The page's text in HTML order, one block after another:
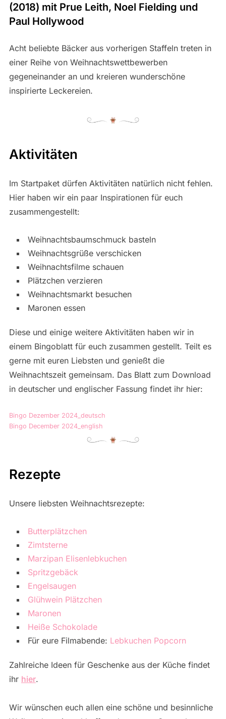
(2018) mit Prue Leith, Noel Fielding und
Paul Hollywood
Acht beliebte Bäcker aus vorherigen Staffeln treten in
einer Reihe von Weihnachtswettbewerben
gegeneinander an und kreieren wunderschöne
inspirierte Leckereien.
Aktivitäten
Im Startpaket dürfen Aktivitäten natürlich nicht fehlen.
Hier haben wir ein paar Inspirationen für euch
zusammengestellt:
Weihnachtsbaumschmuck basteln
Weihnachtsgrüße verschicken
Weihnachtsfilme schauen
Plätzchen verzieren
Weihnachtsmarkt besuchen
Maronen essen
Diese und einige weitere Aktivitäten haben wir in
einem Bingoblatt für euch zusammen gestellt. Teilt es
gerne mit euren Liebsten und genießt die
Weihnachtszeit gemeinsam. Das Blatt zum Download
in deutscher und englischer Fassung findet ihr hier:
Bingo Dezember 2024_deutsch
Bingo December 2024_english
Rezepte
Unsere liebsten Weihnachtsrezepte:
Butterplätzchen
Zimtsterne
Marzipan Elisenlebkuchen
Spritzgebäck
Engelsaugen
Glühwein Plätzchen
Maronen
Heiße Schokolade
Für eure Filmabende: Lebkuchen Popcorn
Zahlreiche Ideen für Geschenke aus der Küche findet
ihr hier.
Wir wünschen euch allen eine schöne und besinnliche